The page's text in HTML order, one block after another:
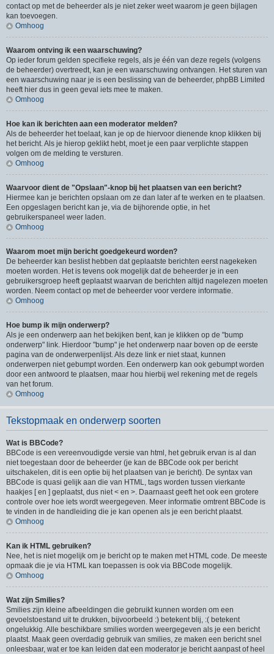
contact op met de beheerder als je niet zeker weet waarom je geen bijlagen
kan toevoegen.
Omhoog
Waarom ontving ik een waarschuwing?
Op ieder forum gelden specifieke regels, als je één van deze regels (volgens
de beheerder) overtreedt, kan je een waarschuwing ontvangen. Het sturen van
een waarschuwing naar je is een beslissing van de beheerder, phpBB Limited
heeft hier dus in geen geval iets mee te maken.
Omhoog
Hoe kan ik berichten aan een moderator melden?
Als de beheerder het toelaat, kan je op de hiervoor dienende knop klikken bij
het bericht. Als je hierop geklikt hebt, moet je een paar verplichte stappen
volgen om de melding te versturen.
Omhoog
Waarvoor dient de "Opslaan"-knop bij het plaatsen van een bericht?
Hiermee kan je berichten opslaan om ze dan later af te werken en te plaatsen.
Een opgeslagen bericht kan je, via de bijhorende optie, in het
gebruikerspaneel weer laden.
Omhoog
Waarom moet mijn bericht goedgekeurd worden?
De beheerder kan beslist hebben dat geplaatste berichten eerst nagekeken
moeten worden. Het is tevens ook mogelijk dat de beheerder je in een
gebruikersgroep heeft geplaatst waarvan de berichten altijd nagelezen moeten
worden. Neem contact op met de beheerder voor verdere informatie.
Omhoog
Hoe bump ik mijn onderwerp?
Als je een onderwerp aan het bekijken bent, kan je klikken op de "bump
onderwerp" link. Hierdoor "bump" je het onderwerp naar boven op de eerste
pagina van de onderwerpenlijst. Als deze link er niet staat, kunnen
onderwerpen niet gebumpt worden. Een onderwerp kan ook gebumpt worden
door een antwoord te plaatsen, maar hou hierbij wel rekening met de regels
van het forum.
Omhoog
Tekstopmaak en onderwerp soorten
Wat is BBCode?
BBCode is een vereenvoudigde versie van html, het gebruik ervan is al dan
niet toegestaan door de beheerder (je kan de BBCode ook per bericht
uitschakelen, dit is een optie bij het plaatsen van je bericht). De syntax van
BBCode is quasi gelijk aan die van HTML, tags worden tussen vierkante
haakjes [ en ] geplaatst, dus niet < en >. Daarnaast geeft het ook een grotere
controle over hoe iets wordt weergegeven. Meer informatie omtrent BBCode is
te vinden in de handleiding die je kan openen als je een bericht plaatst.
Omhoog
Kan ik HTML gebruiken?
Nee, het is niet mogelijk om je bericht op te maken met HTML code. De meeste
opmaak die je via HTML kan toepassen is ook via BBCode mogelijk.
Omhoog
Wat zijn Smilies?
Smilies zijn kleine afbeeldingen die gebruikt kunnen worden om een
gevoelstoestand uit te drukken, bijvoorbeeld :) betekent blij, :( betekent
ongelukkig. Alle beschikbare smilies worden weergegeven als je een bericht
plaatst. Maak geen overdadig gebruik van smilies, ze maken een bericht snel
onleesbaar, wat er toe kan leiden dat een moderator je bericht aanpast of heel